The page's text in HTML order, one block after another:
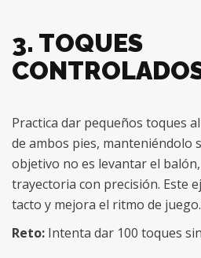
3. TOQUES
Practica dar pequeños toques
de ambos pies, manteniéndolo
objetivo no es levantar el
trayectoria con precisión. Este
tacto y mejora el ritmo de juego.
Reto: Intenta dar 100 toques